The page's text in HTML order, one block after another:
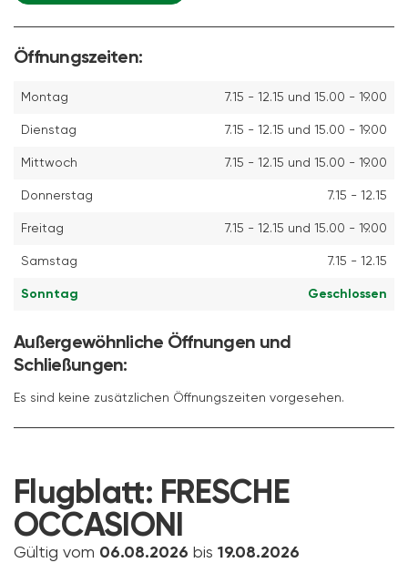
Öffnungszeiten:
Montag 7.15 - 12.15 und 15.00 - 19.00
Dienstag 7.15 - 12.15 und 15.00 - 19.00
Mittwoch 7.15 - 12.15 und 15.00 - 19.00
Donnerstag 7.15 - 12.15
Freitag 7.15 - 12.15 und 15.00 - 19.00
Samstag 7.15 - 12.15
Sonntag Geschlossen
Außergewöhnliche Öffnungen und
Schließungen:
Es sind keine zusätzlichen Öffnungszeiten vorgesehen.
Flugblatt: FRESCHE
OCCASIONI
Gültig vom 06.08.2026 bis 19.08.2026